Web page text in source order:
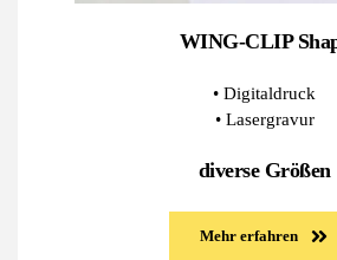
WING-CLIP
• Digitaldruck
• Lasergravur
diverse Größen
Mehr erfahren